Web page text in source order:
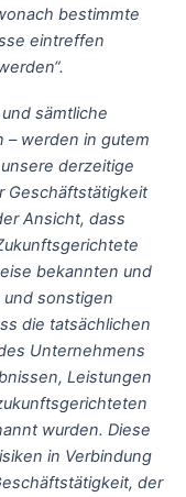
bestimmte
eintreffen
sämtliche
– werden in gutem
derzeitige
Geschäftstätigkeit
Ansicht, dass
bekannten und
sonstigen
die tatsächlichen
Unternehmens
Leistungen
wurden. Diese
in Verbindung
der